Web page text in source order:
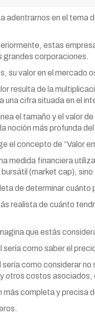
adentrarnos en el tema
estas
grandes corporaciones.
su valor en el mercado
resulta de la
una cifra situada en el
el tamaño y el valor
noción más profunda
el concepto de “Valor
medida financiera
(market cap),
de determinar
realista de cuánto
que estás
como saber el
como considerar
otros costos asociados,
más completa y precisa